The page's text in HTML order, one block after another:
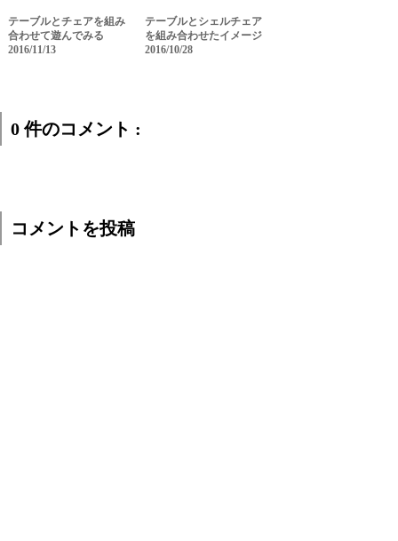
テーブルとチェアを組み
合わせて遊んでみる
2016/11/13
テーブルとシェルチェア
を組み合わせたイメージ
2016/10/28
0 件のコメント :
コメントを投稿